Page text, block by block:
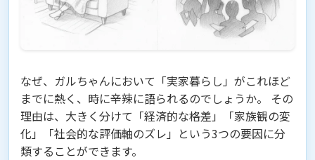
なぜ、ガルちゃんにおいて「実家暮らし」がこれほど
までに熱く、時に辛辣に語られるのでしょうか。 その
理由は、大きく分けて「経済的な格差」「家族観の変
化」「社会的な評価軸のズレ」という3つの要因に分
類することができます。